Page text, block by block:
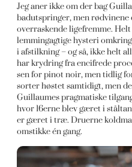
Jeg aner ikke om der bag
badutspringer, men
overraskende ligefremme.
lemmingagtige hysteri
i afstilkning – og så, ikke helt
har krydring fra encifrede
sen for pinot noir, men tidlig
sorter høstet samtidigt, men
Guillaumes pragmatiske
hvor 16erne blev gæret i
er gæret i træ. Druerne
omstikke én gang.